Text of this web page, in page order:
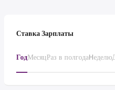
Ставка Зарплаты
ГодМесяцРаз в полгодаHеделю